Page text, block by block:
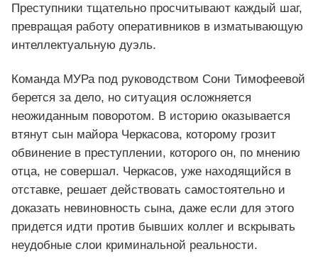
Преступники тщательно просчитывают каждый шаг,
превращая работу оперативников в изматывающую
интеллектуальную дуэль.
Команда МУРа под руководством Сони Тимофеевой
берется за дело, но ситуация осложняется
неожиданным поворотом. В историю оказывается
втянут сын майора Черкасова, которому грозит
обвинение в преступлении, которого он, по мнению
отца, не совершал. Черкасов, уже находящийся в
отставке, решает действовать самостоятельно и
доказать невиновность сына, даже если для этого
придется идти против бывших коллег и вскрывать
неудобные слои криминальной реальности.